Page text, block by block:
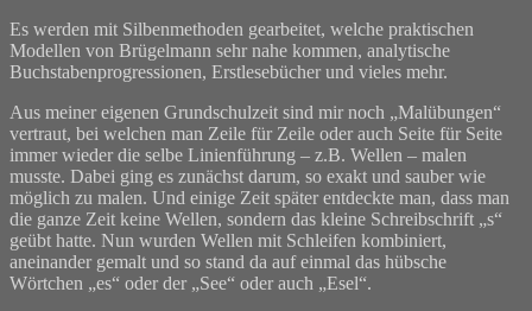
Es werden mit Silbenmethoden gearbeitet, welche praktischen
Modellen von Brügelmann sehr nahe kommen, analytische
Buchstabenprogressionen, Erstlesebücher und vieles mehr.
Aus meiner eigenen Grundschulzeit sind mir noch „Malübungen“
vertraut, bei welchen man Zeile für Zeile oder auch Seite für Seite
immer wieder die selbe Linienführung – z.B. Wellen – malen
musste. Dabei ging es zunächst darum, so exakt und sauber wie
möglich zu malen. Und einige Zeit später entdeckte man, dass man
die ganze Zeit keine Wellen, sondern das kleine Schreibschrift „s“
geübt hatte. Nun wurden Wellen mit Schleifen kombiniert,
aneinander gemalt und so stand da auf einmal das hübsche
Wörtchen „es“ oder der „See“ oder auch „Esel“.